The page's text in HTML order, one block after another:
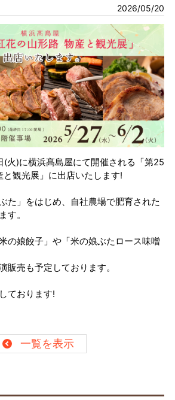
2026/05/20
(火)に横浜髙島屋にて開催される「第25
と観光展」に出店いたします!
た」をはじめ、自社農場で肥育された
す。
の娘餃子」や「米の娘ぶたロース味噌
販売も予定しております。
ております!
一覧を表示